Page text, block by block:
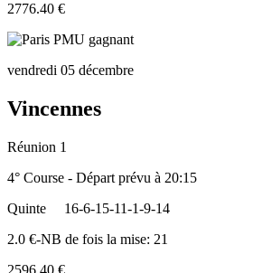
2776.40 €
vendredi 05 décembre
Vincennes
Réunion 1
4° Course - Départ prévu à 20:15
Quinte
16-6-15-11-1-9-14
2.0 €-NB de fois la mise: 21
2596.40 €